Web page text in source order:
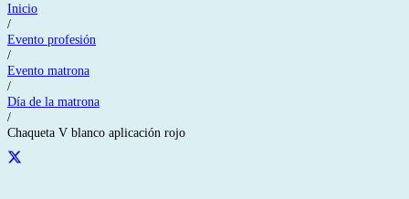
Inicio
/
Evento profesión
/
Evento matrona
/
Día de la matrona
/
Chaqueta V blanco aplicación rojo